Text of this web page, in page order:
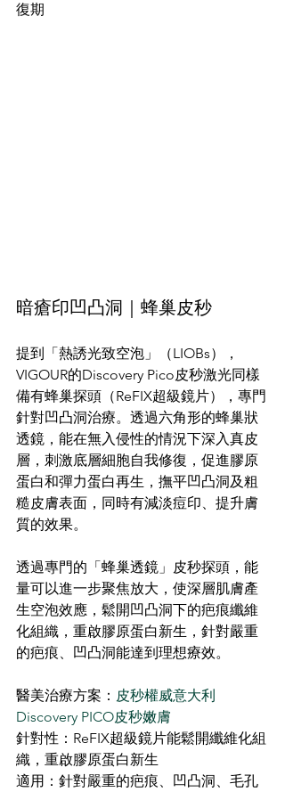
復期
暗瘡印凹凸洞｜蜂巢皮秒
提到「熱誘光致空泡」（LIOBs），
VIGOUR的Discovery Pico皮秒激光同樣
備有蜂巢探頭（ReFIX超級鏡片），專門
針對凹凸洞治療。透過六角形的蜂巢狀
透鏡，能在無入侵性的情況下深入真皮
層，刺激底層細胞自我修復，促進膠原
蛋白和彈力蛋白再生，撫平凹凸洞及粗
糙皮膚表面，同時有減淡痘印、提升膚
質的效果。
透過專門的「蜂巢透鏡」皮秒探頭，能
量可以進一步聚焦放大，使深層肌膚產
生空泡效應，鬆開凹凸洞下的疤痕纖維
化組織，重啟膠原蛋白新生，針對嚴重
的疤痕、凹凸洞能達到理想療效。
醫美治療方案： 皮秒權威意大利
Discovery PICO皮秒嫩膚
針對性：ReFIX超級鏡片能鬆開纖維化組
織，重啟膠原蛋白新生
適用：針對嚴重的疤痕、凹凸洞、毛孔